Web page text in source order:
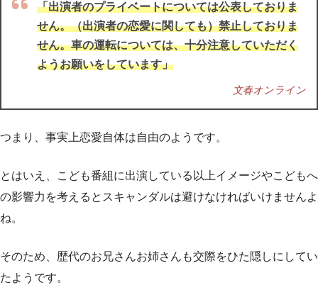
「出演者のプライベートについては公表しておりま
せん。（出演者の恋愛に関しても）禁止しておりま
せん。車の運転については、十分注意していただく
ようお願いをしています」
文春オンライン
つまり、事実上恋愛自体は自由のようです。
とはいえ、こども番組に出演している以上イメージやこどもへ
の影響力を考えるとスキャンダルは避けなければいけませんよ
ね。
そのため、歴代のお兄さんお姉さんも交際をひた隠しにしてい
たようです。